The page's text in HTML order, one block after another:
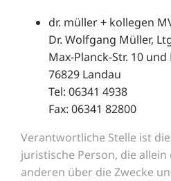
dr. müller + kollegen
Dr. Wolfgang Müller,
Max-Planck-Str. 10 und
76829 Landau
Tel: 06341 4938
Fax: 06341 82800
Verantwortliche Stelle ist
juristische Person, die
anderen über die Zwecke